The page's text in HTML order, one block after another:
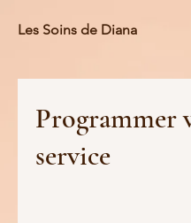
Les Soins de Diana
Programmer
service